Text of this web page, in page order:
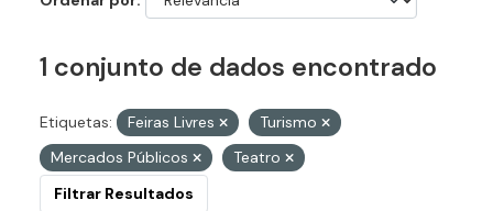
1 conjunto de dados encontrado
Etiquetas: Feiras Livres
Turismo
Mercados Públicos
Teatro
Filtrar Resultados